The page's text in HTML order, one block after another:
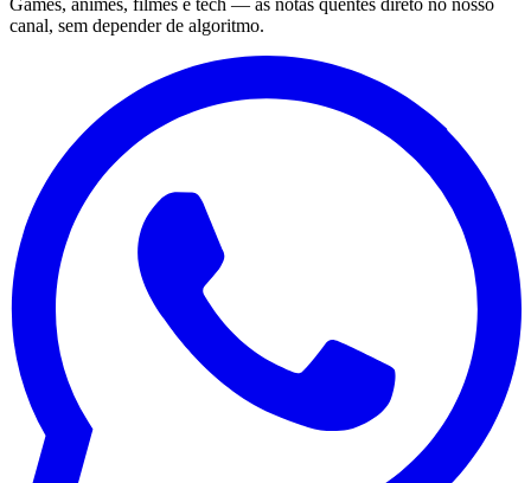
Games, animes, filmes e tech — as notas quentes direto no nosso
canal, sem depender de algoritmo.